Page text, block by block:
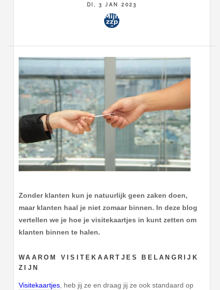
DI, 3 JAN 2023
Zonder klanten kun je natuurlijk geen zaken doen,
maar klanten haal je niet zomaar binnen. In deze blog
vertellen we je hoe je visitekaartjes in kunt zetten om
klanten binnen te halen.
WAAROM VISITEKAARTJES BELANGRIJK
ZIJN
Visitekaartjes, heb jij ze en draag jij ze ook standaard op